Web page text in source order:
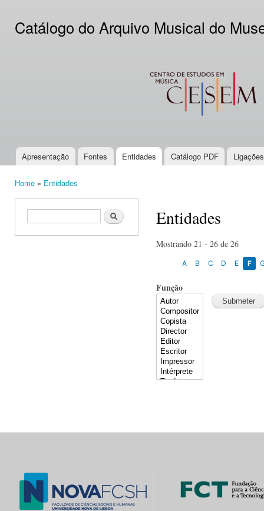
Catálogo do Arquivo Musical do
CESEM
Main menu
Apresentação Fontes Entidades Catálogo PDF
Home » Entidades
Search form Search Entidades
Mostrando 21 - 26 de 26
A B C D E F
Função